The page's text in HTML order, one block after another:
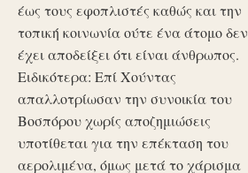
έως τους εφοπλιστές καθώς και την
τοπική κοινωνία ούτε ένα άτομο δεν
έχει αποδείξει ότι είναι άνθρωπος.
Ειδικότερα: Επί Χούντας
απαλλοτρίωσαν την συνοικία του
Βοσπόρου χωρίς αποζημιώσεις
υποτίθεται για την επέκταση του
αερολιμένα, όμως μετά το χάρισμα